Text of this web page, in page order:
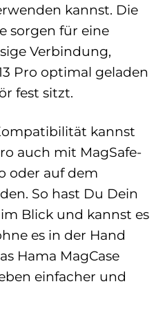
kannst. Die
sorgen für eine
Verbindung,
Pro optimal geladen
fest sitzt.
kannst
auch mit MagSafe-
oder auf dem
So hast Du Dein
Blick und kannst es
es in der Hand
Hama MagCase
einfacher und